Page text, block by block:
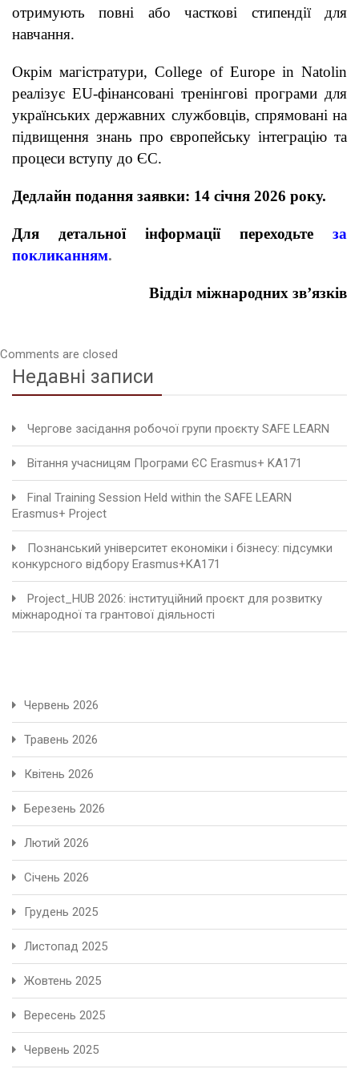
отримують повні або часткові стипендії для
навчання.
Окрім магістратури, College of Europe in Natolin
реалізує EU-фінансовані тренінгові програми для
українських державних службовців, спрямовані на
підвищення знань про європейську інтеграцію та
процеси вступу до ЄС.
Дедлайн подання заявки: 14 січня 2026 року.
Для детальної інформації переходьте
за
покликанням.
Відділ міжнародних зв’язків
Comments are closed
Недавні записи
Чергове засідання робочої групи проєкту SAFE LEARN
Вітання учасницям Програми ЄС Erasmus+ KA171
Final Training Session Held within the SAFE LEARN
Erasmus+ Project
Познанський університет економіки і бізнесу: підсумки
конкурсного відбору Erasmus+KA171
Project_HUB 2026: інституційний проєкт для розвитку
міжнародної та грантової діяльності
Червень 2026
Травень 2026
Квітень 2026
Березень 2026
Лютий 2026
Січень 2026
Грудень 2025
Листопад 2025
Жовтень 2025
Вересень 2025
Червень 2025